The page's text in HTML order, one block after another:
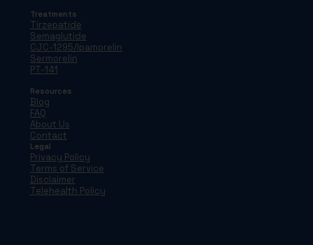
Treatments
Tirzepatide
Semaglutide
CJC-1295/Ipamorelin
Sermorelin
PT-141
Resources
Blog
FAQ
About Us
Contact
Legal
Privacy Policy
Terms of Service
Disclaimer
Telehealth Policy